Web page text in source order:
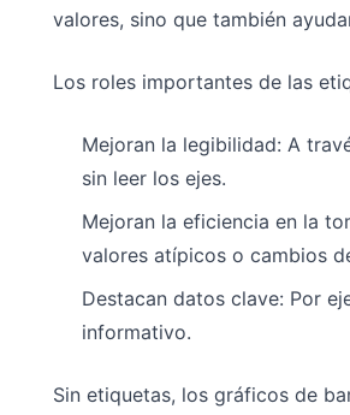
valores, sino que también
Los roles importantes de las
Mejoran la legibilidad: A
sin leer los ejes.
Mejoran la eficiencia en la
valores atípicos o cambios
Destacan datos clave: Por
informativo.
Sin etiquetas, los gráficos de